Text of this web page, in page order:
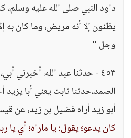
داود النبي صلى الله عليه وسلم،
يظنون إلا أنه مريض، وما كان به
وجل "
٤٥٣ - حدثنا عبد الله، أخبرني
الصمد،حدثنا ثابت يعني أبا
أبو زيد أراه فضيل بن زيد، عن
كان يدعو؛ يقول: يا ماراه؛ أي يا